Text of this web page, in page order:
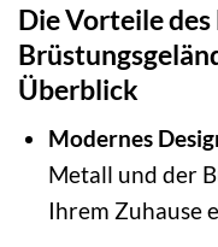
Die Vorteile
Überblick
Modernes
Metall und der
Ihrem Zuhause